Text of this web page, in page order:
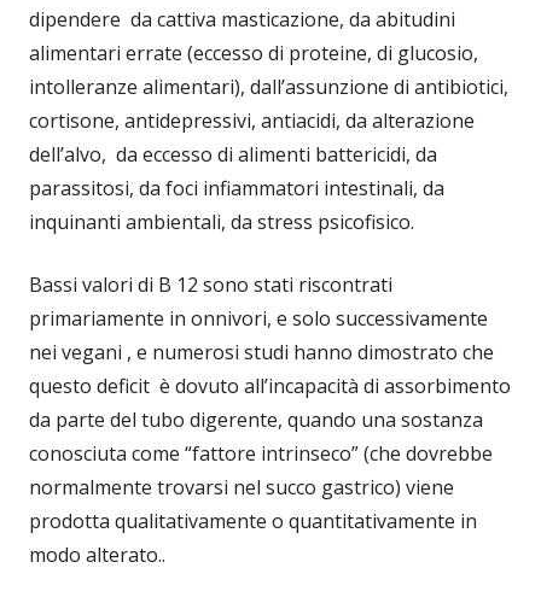
dipendere da cattiva masticazione, da abitudini
alimentari errate (eccesso di proteine, di glucosio,
intolleranze alimentari), dall’assunzione di antibiotici,
cortisone, antidepressivi, antiacidi, da alterazione
dell’alvo, da eccesso di alimenti battericidi, da
parassitosi, da foci infiammatori intestinali, da
inquinanti ambientali, da stress psicofisico.
Bassi valori di B 12 sono stati riscontrati
primariamente in onnivori, e solo successivamente
nei vegani , e numerosi studi hanno dimostrato che
questo deficit è dovuto all’incapacità di assorbimento
da parte del tubo digerente, quando una sostanza
conosciuta come “fattore intrinseco” (che dovrebbe
normalmente trovarsi nel succo gastrico) viene
prodotta qualitativamente o quantitativamente in
modo alterato..